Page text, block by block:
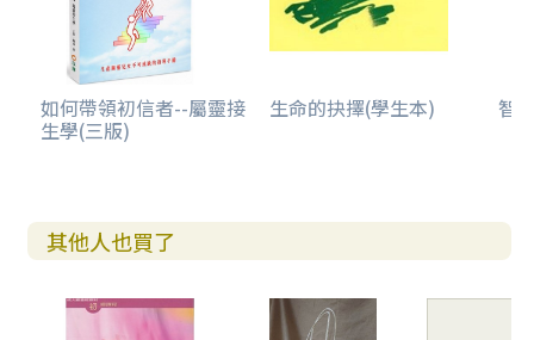
如何帶領初信者--屬靈接
生學(三版)
生命的抉擇(學生本) 智
其他人也買了